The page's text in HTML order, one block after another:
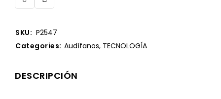
SKU: P2547
Categories: Audífanos, TECNOLOGÍA
DESCRIPCIÓN